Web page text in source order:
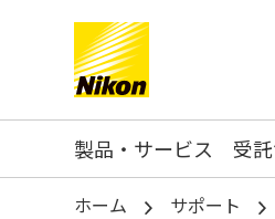
製品・サービス 受
ホーム サポート